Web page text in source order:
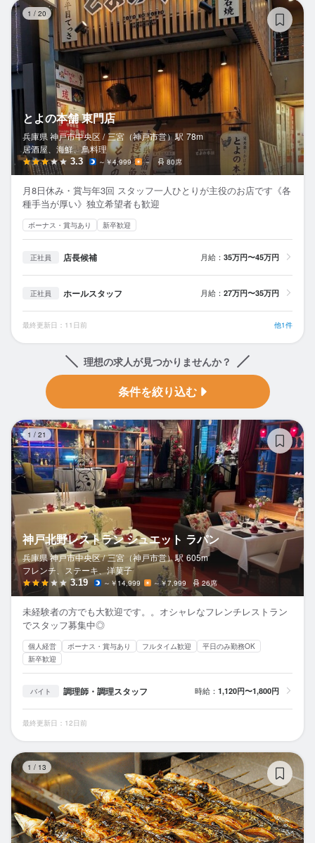
1 / 20
とよの本舗 東門店
兵庫県 神戸市中央区 / 三宮（神戸市営）駅 78m
居酒屋、海鮮、鳥料理
3.3 ～￥4,999 － 80席
月8日休み・賞与年3回 スタッフ一人ひとりが主役のお店です《各
種手当が厚い》独立希望者も歓迎
ボーナス・賞与あり 新卒歓迎
正社員 店長候補 月給： 35万円〜45万円
正社員 ホールスタッフ 月給： 27万円〜35万円
最終更新日：11日前 他1件
理想の求人が見つかりませんか？
条件を絞り込む
1 / 21
神戸北野レストラン シュエット ラパン
兵庫県 神戸市中央区 / 三宮（神戸市営）駅 605m
フレンチ、ステーキ、洋菓子
3.19 ～￥14,999 ～￥7,999 26席
未経験者の方でも大歓迎です。。オシャレなフレンチレストラン
でスタッフ募集中◎
個人経営 ボーナス・賞与あり フルタイム歓迎
平日のみ勤務OK
新卒歓迎
バイト 調理師・調理スタッフ 時給： 1,120円〜1,800円
最終更新日：12日前
1 / 13